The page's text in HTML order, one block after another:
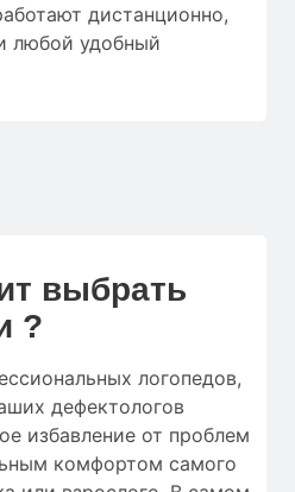
дистанционно,
любой удобный
выбрать
?
логопедов,
дефектологов
избавление от проблем
комфортом самого